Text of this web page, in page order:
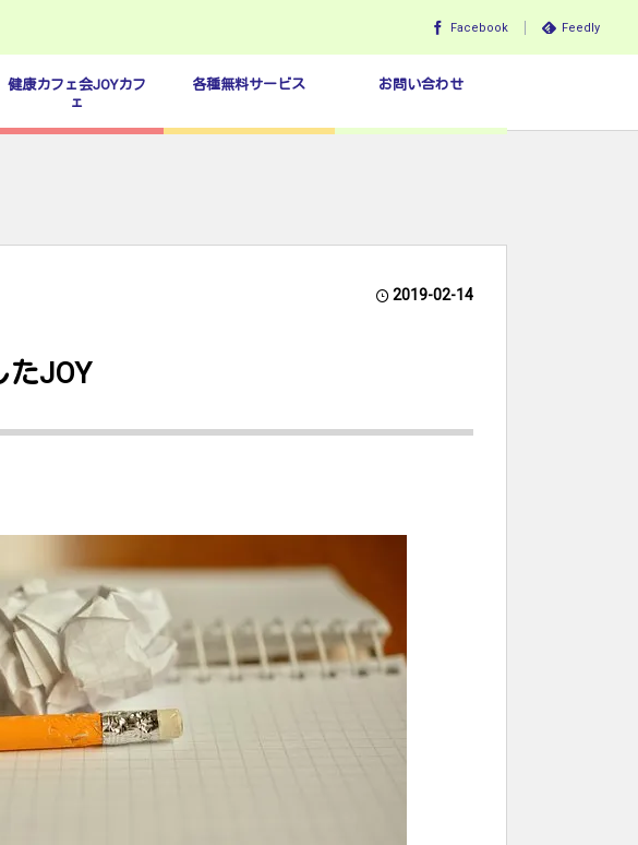
Facebook Feedly
健康カフェ会JOYカフ
ェ
各種無料サービス お問い合わせ
2019-02-14
たJOY